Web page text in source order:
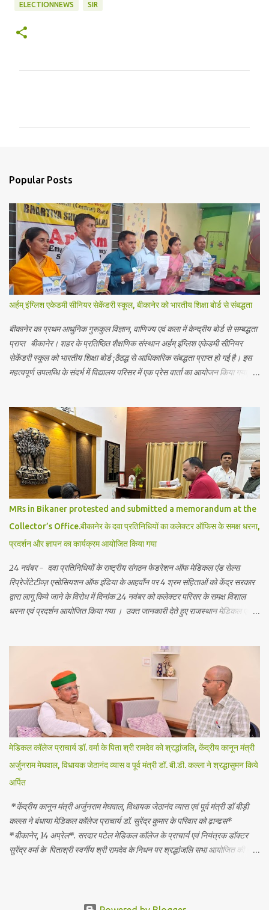
ELECTIONNEWS SIR
s
Popular Posts
अर्हम् इंग्लिश एकेडमी सीनियर सेकेंडरी स्कूल, बीकानेर को भारतीय शिक्षा बोर्ड से संबद्धता
बीकानेर का प्रथम आधुनिक गुरूकुल विज्ञान, वाणिज्य एवं कला में केन्द्रीय बोर्ड से सम्बद्धता
प्राप्त बीकानेर। शहर के प्रतिष्ठित शैक्षणिक संस्थान अर्हम् इंग्लिश एकेडमी सीनियर
सेकेंडरी स्कूल को भारतीय शिक्षा बोर्ड ;ठैठद्ध से आधिकारिक संबद्धता प्राप्त हो गई है। इस
महत्वपूर्ण उपलब्धि के संदर्भ में विद्यालय परिसर में एक प्रेस वार्ता का आयोजन किया गया,
है। एकेडमी में अब विद्यार्थियों को आधुनिक शिक्षा के साथ विद्यार्थियों को भारतीय परंपराओं,
योग, आयुर्वेद, भारतीय दर्शन, और वेदों की शिक्षा भी दी जायेगी विदेशी भाषाओं को भी
पाठ्यक्रम में अनिवार्य रूप शामिल किये गये है। इसके साथ योग, प्राणायाम,देशी खेलों को
प्राथमिकता से स्कूल गतिविधियों में शामिल किया गया है। इससे विद्यार्थियों को न केवल
अकादमिक ज्ञान मिलेगा बल्कि वे अपने जीवन में नैतिक और आध्यात्मिक शिक्षा भी ग्रहण कर
पायेगें। इससे विद्यार्थियों को भविष्य में आत्मविश्...
MRs in Bikaner protested and submitted a memorandum at the
Collector’s Office.बीकानेर के दवा प्रतिनिधियों का कलेक्टर ऑफिस के समक्ष धरना,
प्रदर्शन और ज्ञापन का कार्यक्रम आयोजित किया गया
24 नवंबर - दवा प्रतिनिधियों के राष्ट्रीय संगठन फेडरेशन ऑफ मेडिकल एंड सेल्स
रिप्रेजेंटेटीव्ज़ एसोसियशन ऑफ इंडिया के आहवाँन पर 4 श्रम संहिताओं को केंद्र सरकार
द्वारा लागू किये जाने के विरोध में दिनांक 24 नवंबर को कलेक्टर परिसर के समक्ष विशाल
धरना एवं प्रदर्शन आयोजित किया गया । उक्त जानकारी देते हुए राजस्थान मेडिकल एवं
प्रदर्शन किया! उन्होंने बताया कि लंबे समय से दवा उद्योग मे दवा प्रतिनिधियों के लिये समान
एवं वैधानिक सेवा शर्तें लागू करने की मांग केंद्र सरकार के समक्ष लंबित है जिस पर कोई
प्रभावी एवं सकारात्मक कार्यवाही नहीं की गई जिसका दुष्प्रभाव दवा प्रयिनिधियों पर पड़
रहा है । इन्होंने केंद्र सरकार से मांग दोहराइ है कि अविलंब त्रिपक्षीय समिति की मीटिंग
बुलाकर दवा प्रतिनिधियों के लिये समान एवं वैधानिक सेवा शर्ते लागू की जाये । राजस्थान
राज्य मे केंद्र सरकार द्वारा लागू 4 श्रम संहिताओं के...
मेडिकल कॉलेज प्राचार्य डॉ. वर्मा के पिता श्री रामदेव को श्रद्धांजलि, केंद्रीय कानून मंत्री
अर्जुनराम मेघवाल, विधायक जेठानंद व्यास व पूर्व मंत्री डॉ. बी.डी. कल्ला ने श्रद्धासुमन किये
अर्पित
*केंद्रीय कानून मंत्री अर्जुनराम मेघवाल, विधायक जेठानंद व्यास एवं पूर्व मंत्री डॉ बीड़ी
कल्ला ने बंधाया मेडिकल कॉलेज प्राचार्य डॉ. सुरेंद्र कुमार के परिवार को ढ़ान्ढस*
*बीकानेर, 14 अप्रेल*. सरदार पटेल मेडिकल कॉलेज के प्राचार्य एवं नियंत्रक डॉक्टर
सुरेंद्र वर्मा के पिताश्री स्वर्गीय श्री रामदेव के निधन पर श्रद्धांजलि सभा आयोजित की गई।
प्रकाश आचार्य, मोहन सुराणा सहित कई प्रमुख नेताओं एवं और चिकित्सा क्षेत्र के वरिष्ठ